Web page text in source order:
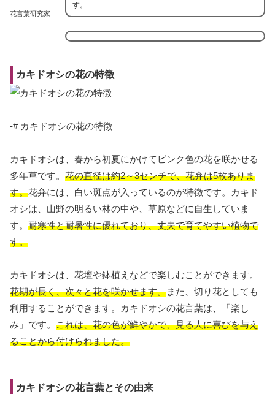
花言葉研究家
す。
カキドオシの花の特徴
-# カキドオシの花の特徴
カキドオシは、春から初夏にかけてピンク色の花を咲かせる
多年草です。 花の直径は約2～3センチで、花弁は5枚ありま
す。花弁には、白い斑点が入っているのが特徴です。カキド
オシは、山野の明るい林の中や、草原などに自生していま
す。 耐寒性と耐暑性に優れており、丈夫で育てやすい植物で
す。
カキドオシは、花壇や鉢植えなどで楽しむことができます。
花期が長く、次々と花を咲かせます。また、切り花としても
利用することができます。カキドオシの花言葉は、「楽し
み」です。 これは、花の色が鮮やかで、見る人に喜びを与え
ることから付けられました。
カキドオシの花言葉とその由来